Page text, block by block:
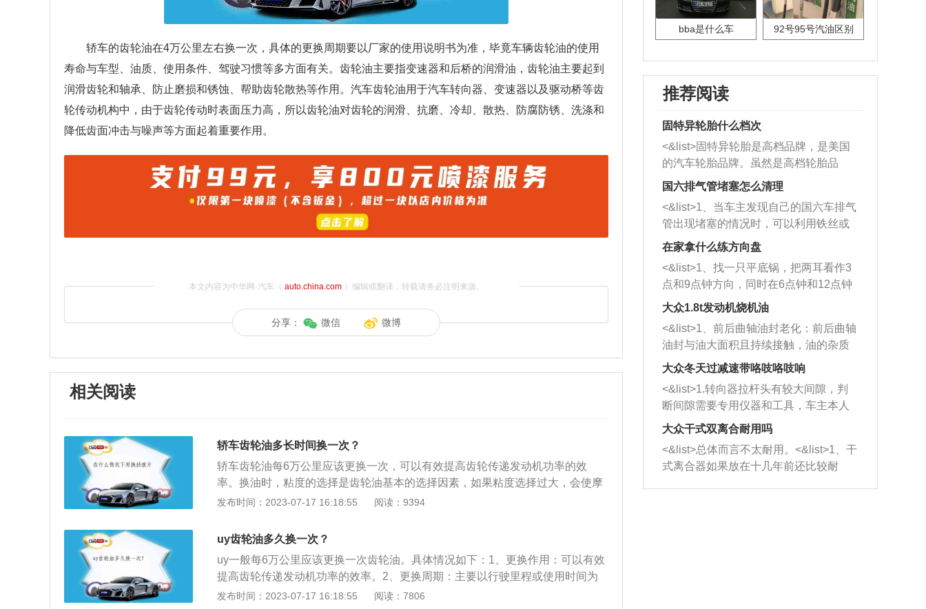
轿车的齿轮油在4万公里左右换一次，具体的更换周期要以厂家的使用说明书为准，毕竟车辆齿轮油的使用
寿命与车型、油质、使用条件、驾驶习惯等多方面有关。齿轮油主要指变速器和后桥的润滑油，齿轮油主要起到
润滑齿轮和轴承、防止磨损和锈蚀、帮助齿轮散热等作用。汽车齿轮油用于汽车转向器、变速器以及驱动桥等齿
轮传动机构中，由于齿轮传动时表面压力高，所以齿轮油对齿轮的润滑、抗磨、冷却、散热、防腐防锈、洗涤和
降低齿面冲击与噪声等方面起着重要作用。
本文内容为中华网·汽车（ auto.china.com）编辑或翻译，转载请务必注明来源。
分享： 微信 微博
相关阅读
轿车齿轮油多长时间换一次？
轿车齿轮油每6万公里应该更换一次，可以有效提高齿轮传递发动机功率的效
率。换油时，粘度的选择是齿轮油基本的选择因素，如果粘度选择过大，会使摩
擦面过热，也会造成不必要的动力损耗；如果粘度选择过小，由于离心力的作用
伤、剥落、烧结必须选择具有良好抗磨极压性能的齿轮油，以维持适当的承载
性。因此车主在选择油品时，一定不要把内燃机油、液压油等其他油品加入到齿
轮箱中，以免造成极压抗磨性能不足，损坏齿轮。
发布时间：2023-07-17 16:18:55 阅读：9394
uy齿轮油多久换一次？
uy一般每6万公里应该更换一次齿轮油。具体情况如下：1、更换作用：可以有效
提高齿轮传递发动机功率的效率。2、更换周期：主要以行驶里程或使用时间为
准，如果车辆使用手册中明确给出了这两个指标，则必须按先到的执行。有关齿
发布时间：2023-07-17 16:18:55 阅读：7806
bba是什么车 92号95号汽油区别
推荐阅读
固特异轮胎什么档次
<&list>固特异轮胎是高档品牌，是美国
的汽车轮胎品牌。虽然是高档轮胎品
牌，但是中高低端的轮胎都有生产，这
也是为了更好的开拓市场。
国六排气管堵塞怎么清理
<&list>1、当车主发现自己的国六车排气
管出现堵塞的情况时，可以利用铁丝或
者是细棍，直接将杂物给取出来，如果
堵塞情况比较严重，也可以采取应急措
施。 <&list>2、直接利用木棍将所有的
杂物推到排气管里面的位置处，然后将
三元催化器拆解开，就可以将堵塞的东
西取出来。但如果是因为积碳过多引起
的堵塞，就需要将三元催化器泡在草酸
洗剂对堵塞的情况得到解决，将清洗剂
放在燃油箱中，与燃油混合后，车辆启
动时，就可以和汽油一起进入到燃烧
室，最后形成废气排出，就可以让三元
催化器得到清洗，排气管堵塞的情况就
能够得到解决。
在家拿什么练方向盘
<&list>1、找一只平底锅，把两耳看作3
点和9点钟方向，同时在6点钟和12点钟
方向做一个标记。 <&list>2、双手握住
一圈半的练习，往右同样也要打相同的
圈数。 <&list>3、最后强调要反复练
习，这样就可以形成肌肉记忆，在真实
驾驶车辆时，不需要记忆也能打好方
向。
大众1.8t发动机烧机油
<&list>1、前后曲轴油封老化：前后曲轴
油封与油大面积且持续接触，油的杂质
和发动机内持续温度变化使其密封效果
逐渐减弱，导致渗油或漏油。<&list>2、
活塞间隙过大：积碳会使活塞环与缸体
的间隙扩大，导致机油流入燃烧室中，
造成烧机油。<&list>3、机油粘度。使用
机油粘度过小的话，同样会有烧机油现
象，机油粘度过小具有很好的流动性，
大众冬天过减速带咯吱咯吱响
<&list>1.转向器拉杆头有较大间隙，判
断间隙需要专用仪器和工具，车主本人
无法制作，需要将车辆送到修理厂或4s
店；<&list>2.车辆半轴套管防尘罩破
裂，破裂后会出现漏油现象，使半轴磨
损严重，磨损的半轴容易损坏，产生异
响；<&list>3.稳定器的转向胶套和球头
大众干式双离合耐用吗
<&list>总体而言不太耐用。<&list>1、干
式离合器如果放在十几年前还比较耐